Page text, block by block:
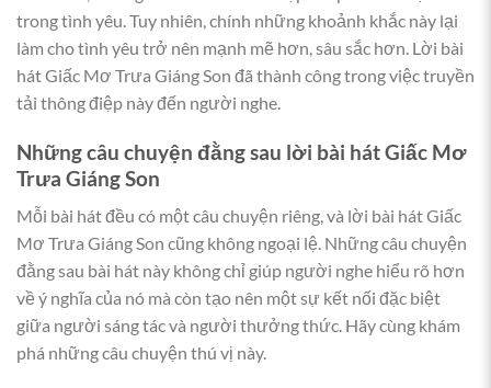
trong tình yêu. Tuy nhiên, chính những khoảnh khắc này lại
làm cho tình yêu trở nên mạnh mẽ hơn, sâu sắc hơn. Lời bài
hát Giấc Mơ Trưa Giáng Son đã thành công trong việc truyền
tải thông điệp này đến người nghe.
Những câu chuyện đằng sau lời bài hát Giấc Mơ
Trưa Giáng Son
Mỗi bài hát đều có một câu chuyện riêng, và lời bài hát Giấc
Mơ Trưa Giáng Son cũng không ngoại lệ. Những câu chuyện
đằng sau bài hát này không chỉ giúp người nghe hiểu rõ hơn
về ý nghĩa của nó mà còn tạo nên một sự kết nối đặc biệt
giữa người sáng tác và người thưởng thức. Hãy cùng khám
phá những câu chuyện thú vị này.